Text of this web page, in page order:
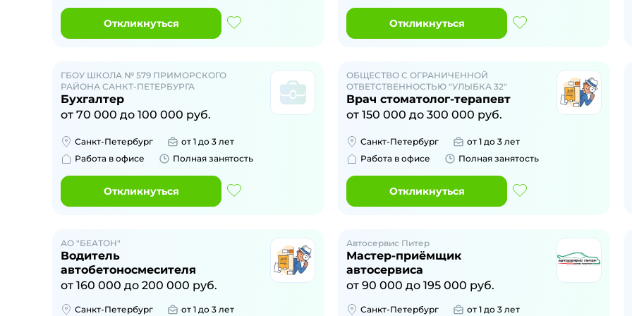
Откликнуться Откликнуться
ГБОУ ШКОЛА № 579 ПРИМОРСКОГО
РАЙОНА САНКТ-ПЕТЕРБУРГА
Бухгалтер
от 70 000 до 100 000 руб.
Санкт-Петербург
от 1 до 3 лет
Работа в офисе
Полная занятость
Откликнуться
ОБЩЕСТВО С ОГРАНИЧЕННОЙ
ОТВЕТСТВЕННОСТЬЮ "УЛЫБКА 32"
Врач стоматолог-терапевт
от150 000 до300 000 руб.
Санкт-Петербург
от 1 до 3 лет
Работа в офисе
Полная занятость
Откликнуться
АО "БЕАТОН"
Водитель
автобетоносмесителя
от 160 000 до 200 000 руб.
Санкт-Петербург от 1 до 3 лет
Автосервис Питер
Мастер-приёмщик
автосервиса
от90 000 до195 000 руб.
Санкт-Петербург от 1 до 3 лет